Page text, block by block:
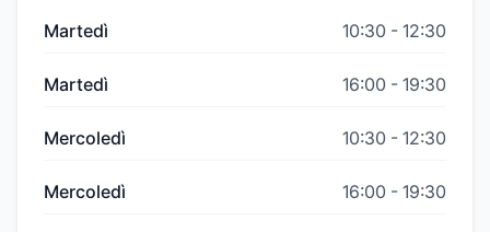
Martedì 10:30 - 12:30
Martedì 16:00 - 19:30
Mercoledì 10:30 - 12:30
Mercoledì 16:00 - 19:30